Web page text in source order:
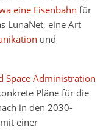
eine Eisenbahn für
LunaNet, eine Art
und
Space Administration
Pläne für die
in den 2030-
einer